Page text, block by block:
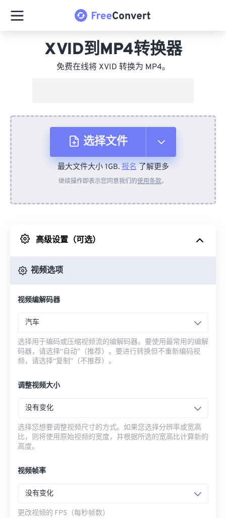
XVID到MP4转换器
免费在线将 XVID 转换为 MP4。
选择文件
从设备
来自 Google Drive
最大文件大小 1GB.报名了解更多
继续操作即表示您同意我们的使用条款。
高级设置（可选）
视频选项
视频编解码器
汽车
选择用于编码或压缩视频流的编解码器。要使用最常用的编解
码器，请选择“自动”（推荐）。要进行转换但不重新编码视
频，请选择“复制”（不推荐）。
调整视频大小
没有变化
选择您想要调整视频尺寸的方式。如果您选择分辨率或宽高
比，则将使用原始视频的宽度，并根据所选的宽高比计算新的
高度。
视频帧率
没有变化
更改视频的 FPS（每秒帧数）